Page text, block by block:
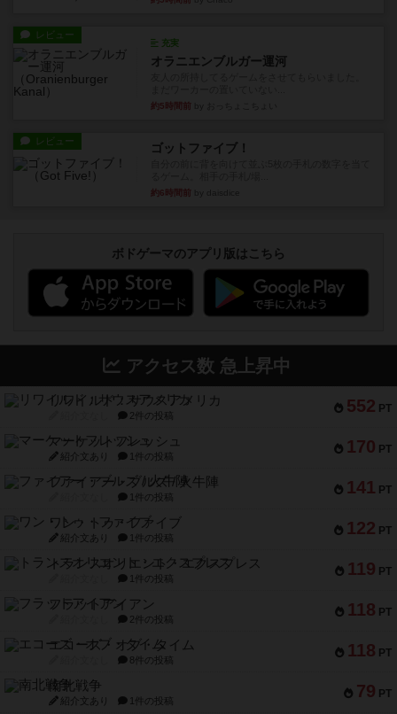
レビュー
充実
オラニエンブルガー運河
約5時間前
レビュー ゴットファイブ！
約6時間前
ボドゲーマのアプリ版はこちら
アクセス数 急上昇中
552 PT
リワイルド：サウスアメリカ
2件の投稿
170 PT
マーケットフレッシュ
紹介文あり 1件の投稿
141 PT
ファイアー・ブルズ / 火牛陣
1件の投稿
122 PT
ワン・トゥ・ファイブ
紹介文あり 1件の投稿
119 PT
トランスオリエント・エクスプレス
1件の投稿
118 PT
フラットアイアン
2件の投稿
118 PT
エコーズ・オブ・タイム
8件の投稿
79 PT
南北戦争
紹介文あり 1件の投稿